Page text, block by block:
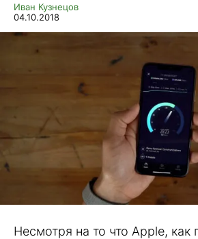
Иван Кузнецов
04.10.2018
Несмотря на то что Apple, как